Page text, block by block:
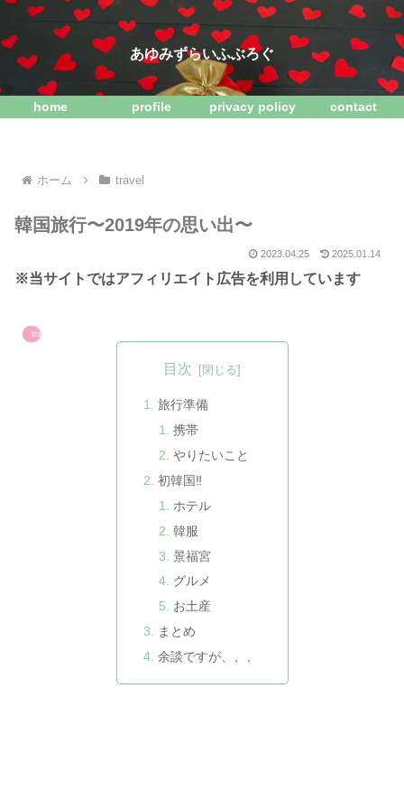
あゆみずらいふぶろぐ
home profile privacy policy contact
ホーム travel
韓国旅行〜2019年の思い出〜
2023.04.25 2025.01.14
※当サイトではアフィリエイト広告を利用しています
travel
目次
旅行準備
携帯
やりたいこと
初韓国‼️
ホテル
韓服
景福宮
グルメ
お土産
まとめ
余談ですが、、、